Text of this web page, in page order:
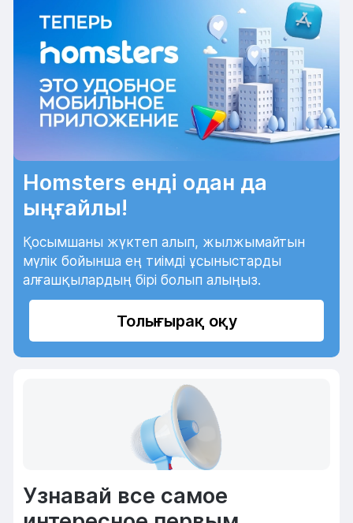
Homsters енді одан да
ыңғайлы!
Қосымшаны жүктеп алып, жылжымайтын
мүлік бойынша ең тиімді ұсыныстарды
алғашқылардың бірі болып алыңыз.
Толығырақ оқу
Узнавай все самое